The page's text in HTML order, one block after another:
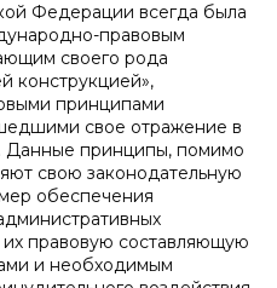
Федерации всегда была
правовым
своего рода
конструкцией»,
принципами
свое отражение в
Данные принципы, помимо
свою законодательную
обеспечения
правовую составляющую
и необходимым